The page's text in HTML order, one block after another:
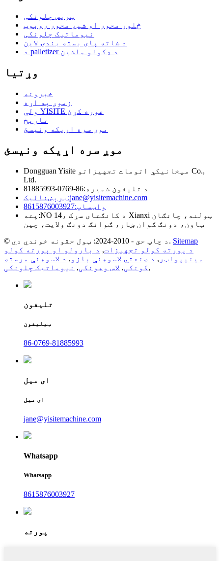
ټریس چلونکی
څلور محور او شپږ محور روبوټ
نیوماتیک چلونکی
د شاته پای بسته بندۍ لاین
د palletizer د ډکولو ماشین
وړتیا
خبرونه
زموږ په اړه
ولې YISITE غوره کړئ
تاریخ
موږ سره اړیکه ونیسئ
موږ سره اړیکه ونیسئ
Dongguan Yisite میخانیکي اتومات تجهیزاتو Co.,
Ltd.
د تلیفون شمیره:86-0769-81885993
برېښناليک:jane@yisitemachine.com
واټساپ:8615876003927
پته:NO 14، د کانګتای سړک Xianxi ټولنه، چانګان
ټاون، دونګ ګوان ښار، ګوانګ دونګ ولایت، چین
© د چاپ حق - 2010-2024: ټول حقونه خوندي دي. Sitemap
د پورته کولو تجهیزات, د بارولو او پورته کولو
مینیپولټر , د صنعتي لاسوهنې بازو , د لاسوهنې مرسته
کونکی, لاس وهونکی, نیوماتیک چلونکی ,
تلیفون
ټیلیفون
86-0769-81885993
ای میل
ای میل
jane@yisitemachine.com
Whatsapp
Whatsapp
8615876003927
پورته